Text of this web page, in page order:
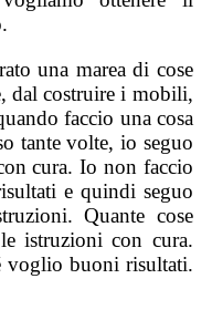
una marea di cose
dal costruire i mobili,
faccio una cosa
tante volte, io seguo
cura. Io non faccio
e quindi seguo
Quante cose
istruzioni con cura.
voglio buoni risultati.